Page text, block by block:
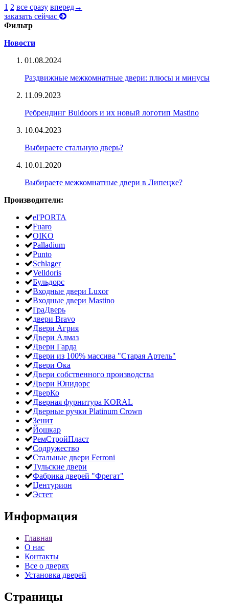
1 2 все сразу вперед→
заказать сейчас
Фильтр
Новости
01.08.2024
Раздвижные межкомнатные двери: плюсы и минусы
11.09.2023
Ребрендинг Buldoors и их новый логотип Mastino
10.04.2023
Выбираете стальную дверь?
10.01.2020
Выбираете межкомнатные двери в Липецке?
Производители:
el'PORTA
Fuaro
OIKO
Palladium
Punto
Schlager
Velldoris
Бульдорс
Входные двери Luxor
Входные двери Mastino
ГраДверь
двери Bravo
Двери Агрия
Двери Алмаз
Двери Гарда
Двери из 100% массива "Старая Артель"
Двери Ока
Двери собственного производства
Двери Юнидорс
ДверКо
Дверная фурнитура KORAL
Дверные ручки Platinum Crown
Зенит
Йошкар
РемСтройПласт
Содружество
Стальные двери Ferroni
Тульские двери
Фабрика дверей "Фрегат"
Центурион
Эстет
Информация
Главная
О нас
Контакты
Все о дверях
Установка дверей
Страницы